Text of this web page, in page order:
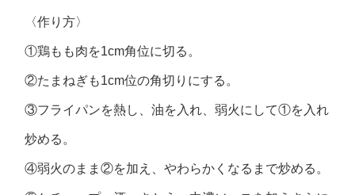
〈作り方〉
①鶏もも肉を1cm角位に切る。
②たまねぎも1cm位の角切りにする。
③フライパンを熱し、油を入れ、弱火にして①を入れ
炒める。
④弱火のまま②を加え、やわらかくなるまで炒める。